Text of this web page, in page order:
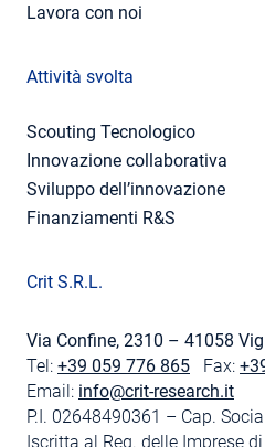
Lavora con noi
Attività svolta
Scouting Tecnologico
Innovazione collaborativa
Sviluppo dell’innovazione
Finanziamenti R&S
Crit S.R.L.
Via Confine, 2310 – 41058
Tel: +39 059 776 865 Fax:
Email: info@crit-research.it
P.I. 02648490361 – Cap.
Iscritta al Reg. delle Imprese